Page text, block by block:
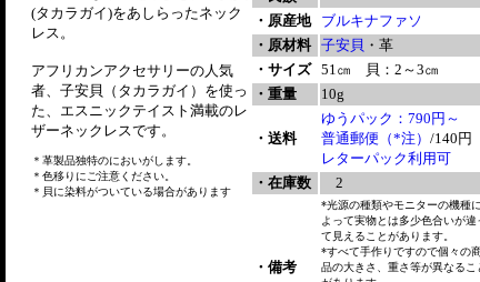
(タカラガイ)をあしらったネック
レス。
アフリカンアクセサリーの人気
者、子安貝（タカラガイ）を使っ
た、エスニックテイスト満載のレ
ザーネックレスです。
＊革製品独特のにおいがします。
＊色移りにご注意ください。
＊貝に染料がついている場合があります
・原産地
ブルキナファソ
・原材料
子安貝 ・革
・サイズ
51㎝ 貝：2～3㎝
・重量
10g
・送料
ゆうパック：790円～
普通郵便（*注） /140円
レターパック利用可
・在庫数
2
・備考
*光源の種類やモニターの機種
よって実物とは多少色合いが違
て見えることがあります。
*すべて手作りですので個々の
品の大きさ、重さ等が異なるこ